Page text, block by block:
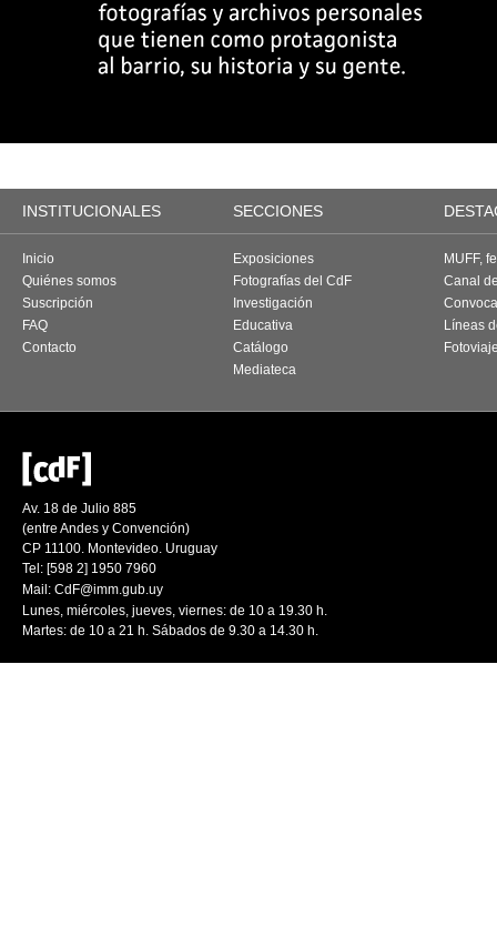
INSTITUCIONALES SECCIONES
Inicio
Quiénes somos
Suscripción
FAQ
Contacto
Exposiciones
Fotografías del CdF
Investigación
Educativa
Catálogo
Mediateca
MUFF,
Canal
Líneas
Av. 18 de Julio 885
(entre Andes y Convención)
CP 11100. Montevideo. Uruguay
Tel: [598 2] 1950 7960
Mail: CdF@imm.gub.uy
Lunes, miércoles, jueves, viernes: de 10 a 19.30 h.
Martes: de 10 a 21 h. Sábados de 9.30 a 14.30 h.